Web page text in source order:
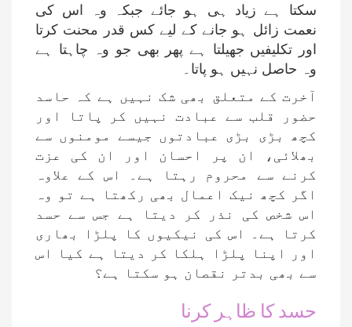
سکتا ہے زیاد ہی ہو جائے جبکہ وہ اس کی
نعمت زائل ہو جانے کے لیے کس قدر محنت کرتا
اور تکلیفیں جھیلتا ہے پھر بھی جو وہ چاہتا ہے
وہ حاصل نہیں ہو پاتا۔
آخرت کے متعلق بھی شک نہیں ہے کہ حاسد
حضور قلب سے عبادت نہیں کر پاتا اور
کچھ بڑی بڑی عبادتوں جیسے مومنوں سے
بھلائی، ان پر احسان اور ان کی عزت
کرنے سے محروم رہتا ہے۔ اس کے علاوہ
اگر کچھ نیک اعمال بھی رکھتا ہے تو وہ
اس شخص کی نذر کر دیتا ہے جس سے حسد
کرتا ہے۔ اس کی نیکیوں کا پلڑا بھاری
اور اپنا پلڑا ہلکا کر دیتا ہے کیا اس
سے بھی بدتر نقصان ہو سکتا ہے؟
حسد کا ظاہر کرنا